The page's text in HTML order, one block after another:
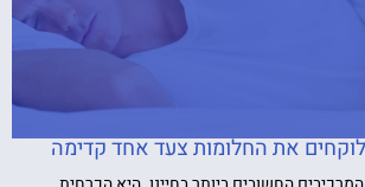
לוקחים את החלומות צעד אחד קדימה